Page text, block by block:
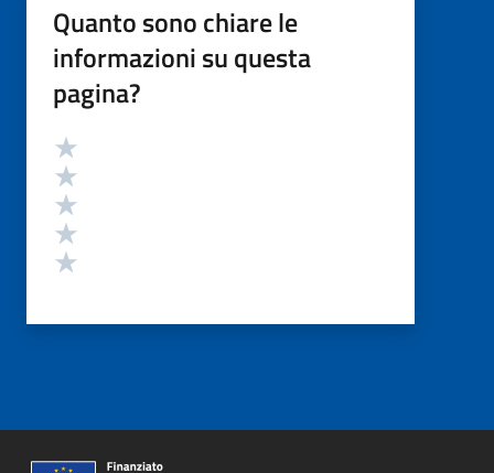
Quanto sono chiare le
informazioni su questa
pagina?
Valutazione